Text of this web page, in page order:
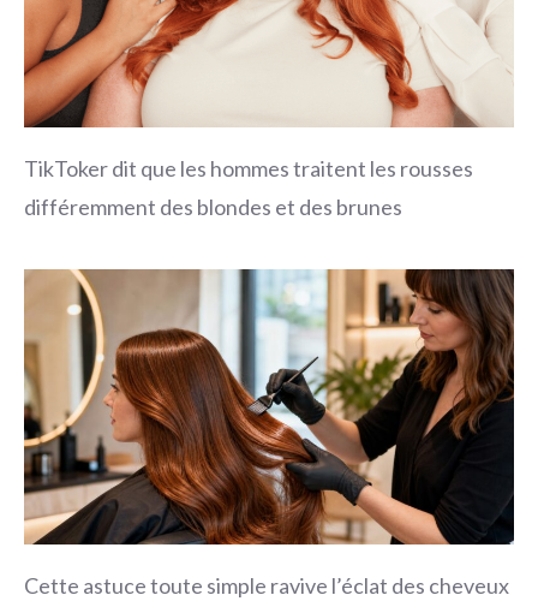
TikToker dit que les hommes traitent les rousses
différemment des blondes et des brunes
Cette astuce toute simple ravive l’éclat des cheveux